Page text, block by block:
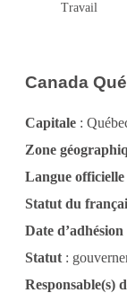
Travail
Canada
Capitale :
Zone
Langue officielle
Statut du
Date
Statut :
Responsable(s)